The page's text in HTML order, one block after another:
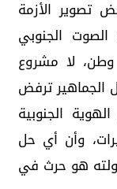
تصوير الأزمة
الجنوبي
لا مشروع
ترفض
الجنوبية
وأن أي حل
هو حرث في